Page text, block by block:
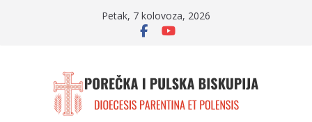
Petak, 7 kolovoza, 2026